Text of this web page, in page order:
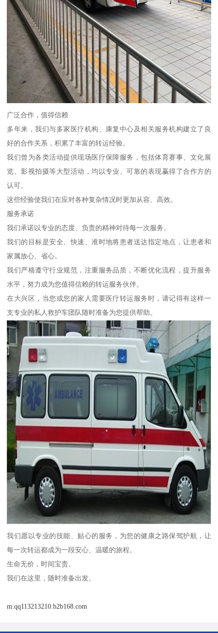
广泛合作，值得信赖
多年来，我们与多家医疗机构、康复中心及相关服务机构建立了良
好的合作关系，积累了丰富的转运经验。
我们曾为各类活动提供现场医疗保障服务，包括体育赛事、文化展
览、影视拍摄等大型活动，均以专业、可靠的表现赢得了合作方的
认可。
这些经验使我们在应对各种复杂情况时更加从容、高效。
服务承诺
我们承诺以专业的态度、负责的精神对待每一次服务。
我们的目标是安全、快速、准时地将患者送达指定地点，让患者和
家属放心、省心。
我们严格遵守行业规范，注重服务品质，不断优化流程，提升服务
水平，努力成为您值得信赖的转运服务伙伴。
在大兴区，当您或您的家人需要医疗转运服务时，请记得有这样一
支专业的私人救护车团队随时准备为您提供帮助。
我们愿以专业的技能、贴心的服务，为您的健康之路保驾护航，让
每一次转运都成为一段安心、温暖的旅程。
生命无价，时间宝贵。
我们在这里，随时准备出发。
m.qq113213210.b2b168.com